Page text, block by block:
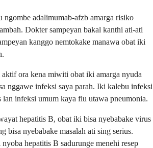
ngombe adalimumab-afzb amarga risiko
Dokter sampeyan bakal kanthi ati-ati
kanggo nemtokake manawa obat iki
ora kena miwiti obat iki amarga nyuda
nggawe infeksi saya parah. Iki kalebu infeksi
lan infeksi umum kaya flu utawa pneumonia.
hepatitis B, obat iki bisa nyebabake virus
bisa nyebabake masalah ati sing serius.
hepatitis B sadurunge menehi resep